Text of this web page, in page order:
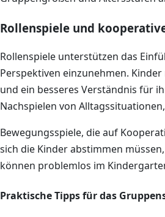
Rollenspiele und
Rollenspiele unterstützen das
Perspektiven einzunehmen.
und ein besseres Verständnis für
Nachspielen von
Bewegungsspiele, die auf
sich die Kinder abstimmen
können problemlos im
Praktische Tipps für das